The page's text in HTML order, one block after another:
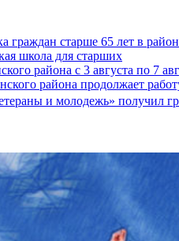
граждан старше 65 лет в
школа для старших
района с 3 августа по 7
района продолжает
и молодежь» получил